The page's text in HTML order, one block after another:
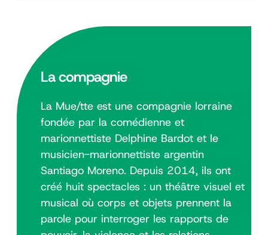
La compagnie
La Mue/tte est une compagnie lorraine
fondée par la comédienne et
marionnettiste Delphine Bardot et le
musicien-marionnettiste argentin
Santiago Moreno. Depuis 2014, ils ont
créé huit spectacles : un théâtre visuel et
musical où corps et objets prennent la
parole pour interroger les rapports de